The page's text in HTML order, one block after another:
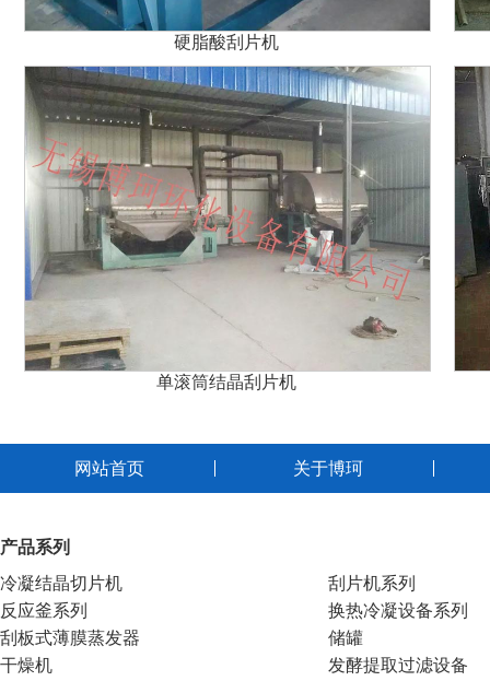
硬脂酸刮片机
单滚筒结晶刮片机
网站首页 关于博珂
产品系列
冷凝结晶切片机
刮片机系列
反应釜系列
换热冷凝设备系列
刮板式薄膜蒸发器
储罐
干燥机
发酵提取过滤设备